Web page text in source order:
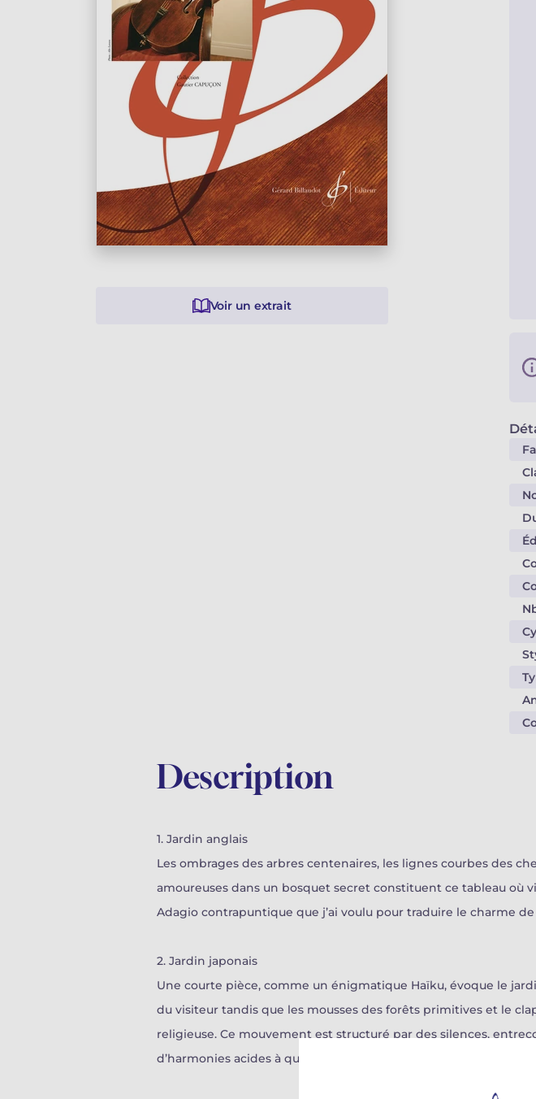
Voir un extrait
Description
1. Jardin anglais
Les ombrages des arbres centenaires, les lignes courbes des
amoureuses dans un bosquet secret constituent ce tableau où
Adagio contrapuntique que j’ai voulu pour traduire le charme
2. Jardin japonais
Une courte pièce, comme un énigmatique Haïku, évoque le
du visiteur tandis que les mousses des forêts primitives et le
religieuse. Ce mouvement est structuré par des silences,
d’harmonies acides à quatre puis six voix. Une voix nasale et